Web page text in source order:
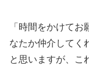
「時間をかけて
なたか仲介してく
と思いますが、こ